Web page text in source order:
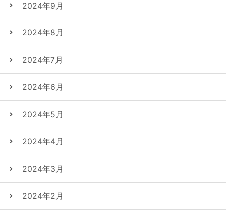
2024年9月
2024年8月
2024年7月
2024年6月
2024年5月
2024年4月
2024年3月
2024年2月